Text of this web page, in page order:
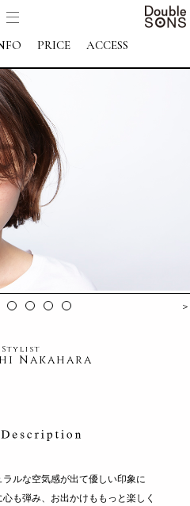
PRICE ACCESS
＞
Stylist
Nakahara
ルな空気感が出て優しい印象に
も弾み、お出かけももっと楽しく